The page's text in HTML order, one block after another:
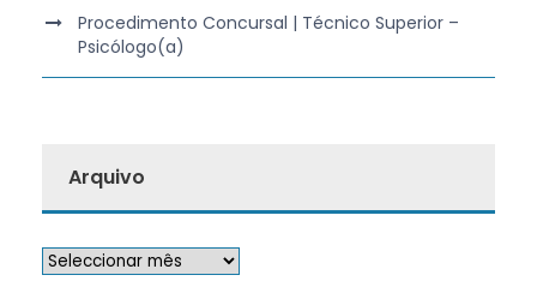
Procedimento Concursal | Técnico Superior –
Psicólogo(a)
Arquivo